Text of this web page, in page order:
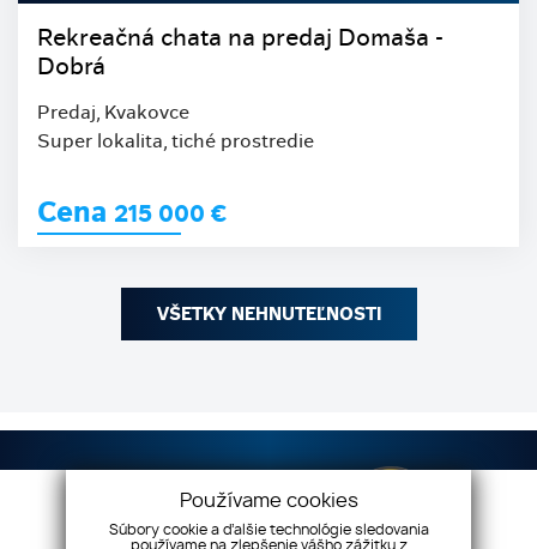
Rekreačná chata na predaj Domaša -
Dobrá
Predaj, Kvakovce
Super lokalita, tiché prostredie
Cena 215 000 €
VŠETKY NEHNUTEĽNOSTI
Používame cookies
Súbory cookie a ďalšie technológie sledovania
používame na zlepšenie vášho zážitku z